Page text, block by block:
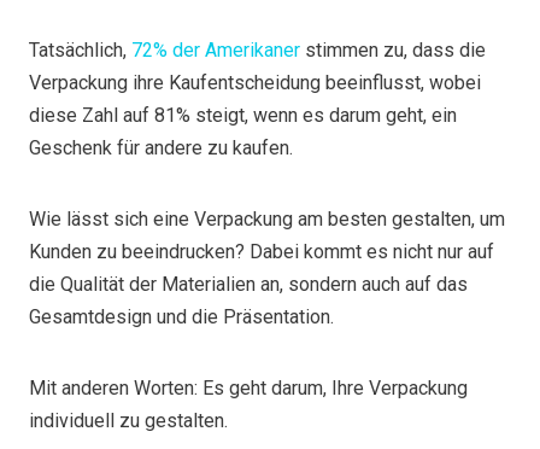
Tatsächlich, 72% der Amerikaner stimmen zu, dass die
Verpackung ihre Kaufentscheidung beeinflusst, wobei
diese Zahl auf 81% steigt, wenn es darum geht, ein
Geschenk für andere zu kaufen.
Wie lässt sich eine Verpackung am besten gestalten, um
Kunden zu beeindrucken? Dabei kommt es nicht nur auf
die Qualität der Materialien an, sondern auch auf das
Gesamtdesign und die Präsentation.
Mit anderen Worten: Es geht darum, Ihre Verpackung
individuell zu gestalten.